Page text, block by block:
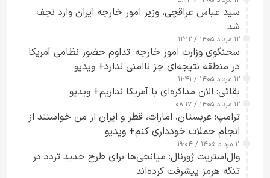
سید عباس عراقچی، وزیر امور خارجه ایران وارد نجف
شد
۱۲ مرداد ۱۴۰۵ / ۱۲:۱۲
سخنگوی وزارت امور خارجه: تداوم حضور نظامی آمریکا
در منطقه نتیجه‌ای جز ناامنی ندارد+ ویدیو
۱۲ مرداد ۱۴۰۵ / ۱۱:۴۱
بقائی: الان مذاکره‌ای با آمریکا نداریم+ ویدیو
۱۲ مرداد ۱۴۰۵ / ۰۸:۱۷
ترامپ: عربستان، امارات، قطر و ایران از من خواستند از
انجام حملات خودداری کنم+ ویدیو
۱۱ مرداد ۱۴۰۵ / ۱۹:۰۴
وال‌استریت ژورنال: میانجی‌ها برای طرح جدید تردد در
تنگه هرمز پیشرفت کرده‌اند